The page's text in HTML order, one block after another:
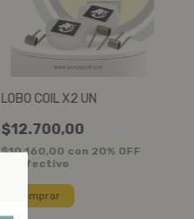
LOBO COIL X2 UN
$12.700,00
$10.160,00 con 20% OFF
en efectivo
Comprar